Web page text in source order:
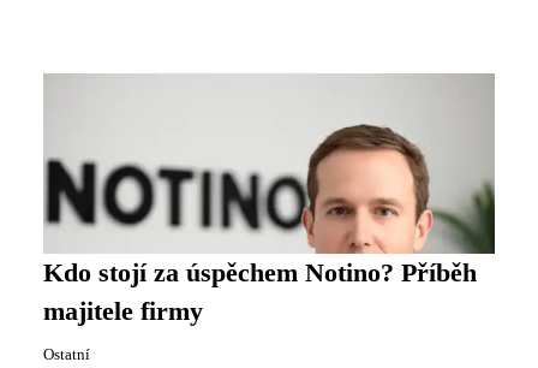
Kdo stojí za úspěchem Notino? Příběh
majitele firmy
Ostatní